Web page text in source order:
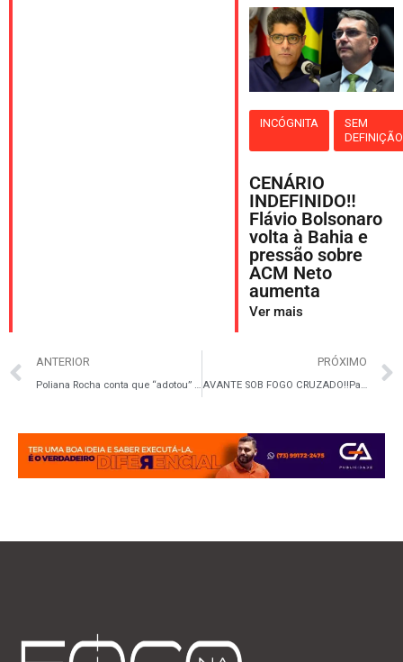
INCÓGNITA
SEM
DEFINIÇÃO
CENÁRIO
INDEFINIDO‼️
Flávio Bolsonaro
volta à Bahia e
pressão sobre
ACM Neto
aumenta
Ver mais
ANTERIOR
Poliana Rocha conta que “adotou” jovem em Ilhéus para brincar com Zé Felipe e depois o devolveu
PRÓXIMO
AVANTE SOB FOGO CRUZADO‼️Partido é acusado de fraude com candidatura feminina fictícia!